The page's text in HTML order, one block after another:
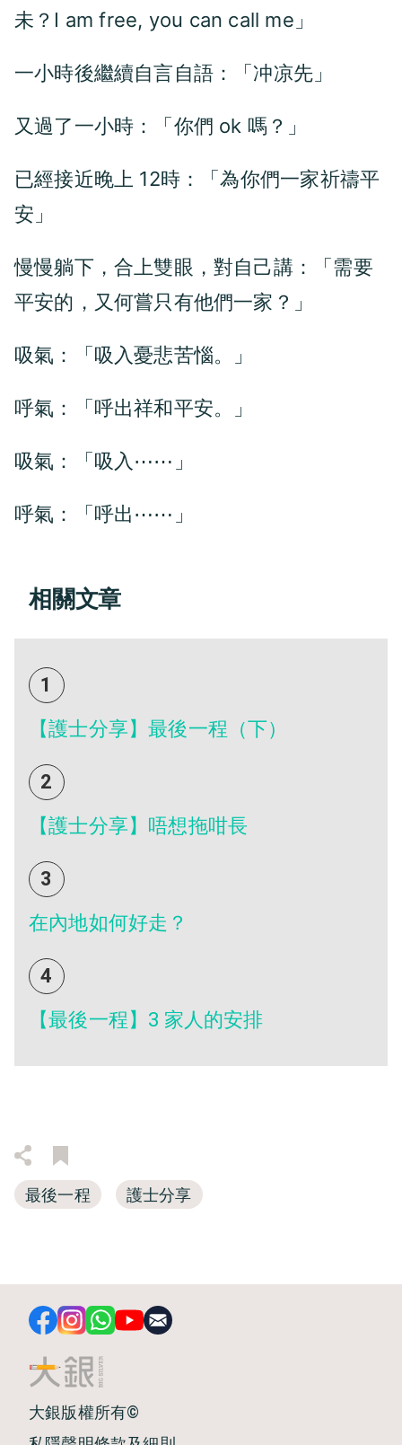
未？I am free, you can call me 」
一小時後繼續自言自語：「冲凉先」
又過了一小時：「你們 ok 嗎？」
已經接近晚上 12時：「為你們一家祈禱平
安 」
慢慢躺下，合上雙眼，對自己講：「需要
平安的，又何嘗只有他們一家？」
吸氣：「吸入憂悲苦惱。」
呼氣：「呼出祥和平安。」
吸氣：「吸入⋯⋯」
呼氣：「呼出⋯⋯」
相關文章
1
【護士分享】最後一程（下）
2
【護士分享】唔想拖咁長
3
在內地如何好走？
4
【最後一程】3 家人的安排
最後一程 護士分享
大銀版權所有©